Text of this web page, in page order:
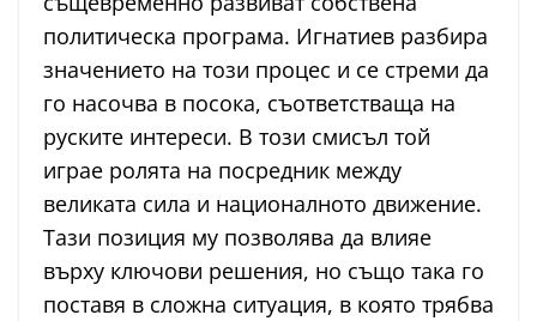
политическа програма. Игнатиев разбира
значението на този процес и се стреми да
го насочва в посока, съответстваща на
руските интереси. В този смисъл той
играе ролята на посредник между
великата сила и националното движение.
Тази позиция му позволява да влияе
върху ключови решения, но също така го
поставя в сложна ситуация, в която трябва